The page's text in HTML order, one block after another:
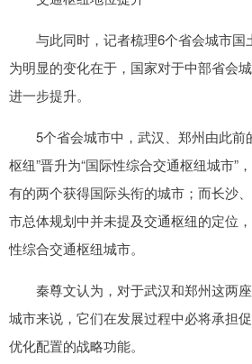
与此同时，记者梳理6个省会城市国
为明显的变化在于，国家对于中部省会
进一步提升。
5个省会城市中，武汉、郑州由此前
枢纽”晋升为“国际性综合交通枢纽城市”
有的两个获得国际头衔的城市；而长沙
市总体规划中并未提及交通枢纽的定位
性综合交通枢纽城市。
秦尊文认为，对于武汉和郑州这两座
城市来说，它们在发展过程中必将承担
优化配置的战略功能。